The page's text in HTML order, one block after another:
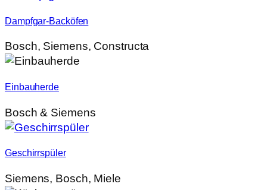
Dampfgar-Backöfen
Bosch, Siemens, Constructa
Einbauherde
Bosch & Siemens
Geschirrspüler
Siemens, Bosch, Miele